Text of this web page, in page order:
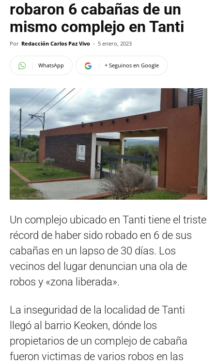
robaron 6 cabañas de un
mismo complejo en Tanti
Por Redacción Carlos Paz Vivo - 5 enero, 2023
WhatsApp + Seguinos en Google
Un complejo ubicado en Tanti tiene el triste
récord de haber sido robado en 6 de sus
cabañas en un lapso de 30 días. Los
vecinos del lugar denuncian una ola de
robos y «zona liberada».
La inseguridad de la localidad de Tanti
llegó al barrio Keoken, dónde los
propietarios de un complejo de cabaña
fueron victimas de varios robos en las